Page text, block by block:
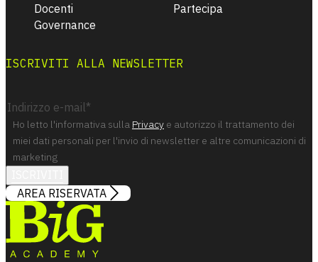
Docenti
Governance
Partecipa
AREA RISERVATA
ISCRIVITI ALLA NEWSLETTER
Ho letto l'informativa sulla Privacy e autorizzo il trattamento dei
miei dati personali per l'invio di newsletter e altre comunicazioni di
marketing